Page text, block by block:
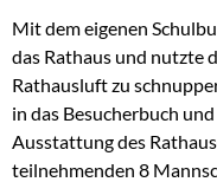
Mit dem eigenen
das Rathaus und nutzte
Rathausluft zu
in das Besucherbuch
Ausstattung des
teilnehmenden 8